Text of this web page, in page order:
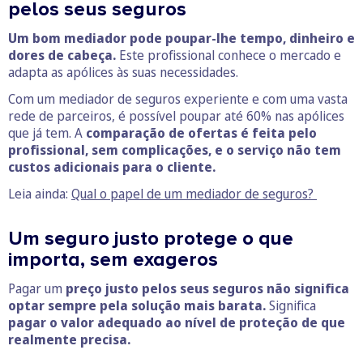
pelos seus seguros
Um bom mediador pode poupar-lhe tempo, dinheiro e
dores de cabeça. Este profissional conhece o mercado e
adapta as apólices às suas necessidades.
Com um mediador de seguros experiente e com uma vasta
rede de parceiros, é possível poupar até 60% nas apólices
que já tem. A comparação de ofertas é feita pelo
profissional, sem complicações, e o serviço não tem
custos adicionais para o cliente.
Leia ainda: Qual o papel de um mediador de seguros?
Um seguro justo protege o que
importa, sem exageros
Pagar um preço justo pelos seus seguros não significa
optar sempre pela solução mais barata.Significa
pagar o valor adequado ao nível de proteção de que
realmente precisa.